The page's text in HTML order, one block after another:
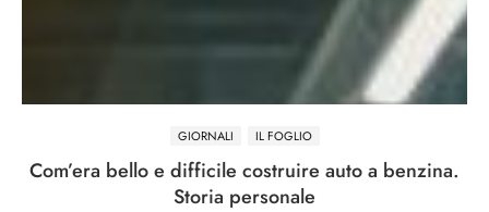
GIORNALI IL FOGLIO
Com’era bello e difficile costruire auto a benzina.
Storia personale